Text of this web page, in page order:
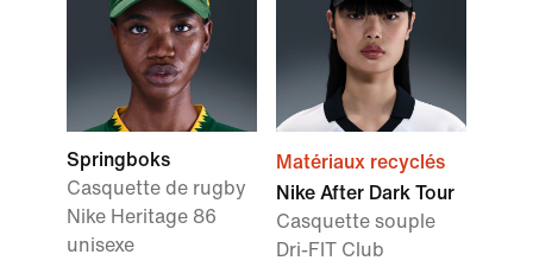
Springboks
Casquette de rugby
Nike Heritage 86
unisexe
Matériaux recyclés
Nike After Dark Tour
Casquette souple
Dri-FIT Club